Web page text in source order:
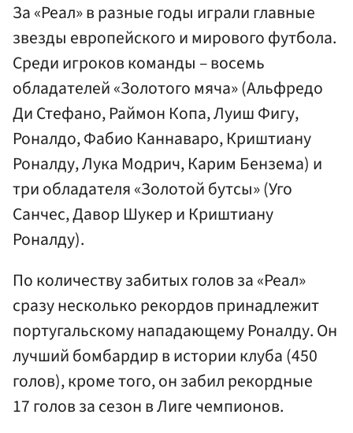
За «Реал» в разные годы играли главные
звезды европейского и мирового футбола.
Среди игроков команды – восемь
обладателей «Золотого мяча» (Альфредо
Ди Стефано, Раймон Копа, Луиш Фигу,
Роналдо, Фабио Каннаваро, Криштиану
Роналду, Лука Модрич, Карим Бензема) и
три обладателя «Золотой бутсы» (Уго
Санчес, Давор Шукер и Криштиану
Роналду).
По количеству забитых голов за «Реал»
сразу несколько рекордов принадлежит
португальскому нападающему Роналду. Он
лучший бомбардир в истории клуба (450
голов), кроме того, он забил рекордные
17 голов за сезон в Лиге чемпионов.